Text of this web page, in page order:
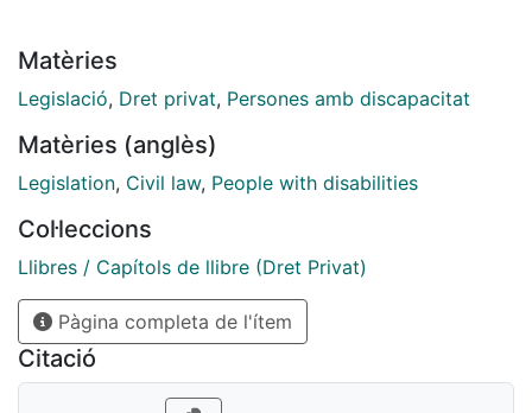
Matèries
Legislació, Dret privat, Persones amb discapacitat
Matèries (anglès)
Legislation, Civil law, People with disabilities
Col·leccions
Llibres / Capítols de llibre (Dret Privat)
Pàgina completa de l'ítem
Citació